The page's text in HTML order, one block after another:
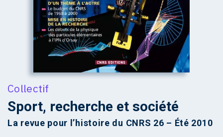
Collectif
Sport, recherche et société
La revue pour l’histoire du CNRS 26 – Été 2010